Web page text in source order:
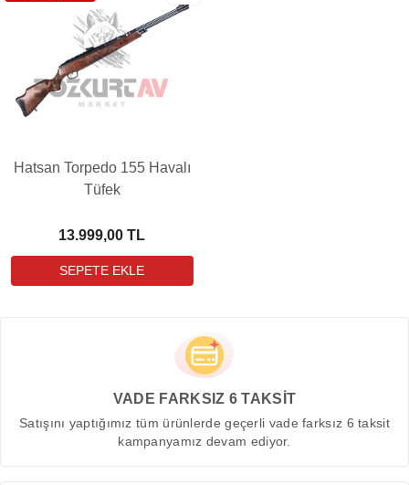
Hatsan Torpedo 155 Havalı
Tüfek
13.999,00 TL
VADE FARKSIZ 6 TAKSİT
Satışını yaptığımız tüm ürünlerde geçerli vade farksız 6 taksit
kampanyamız devam ediyor.